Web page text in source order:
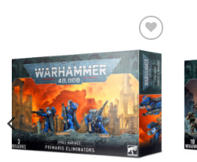
Aggiungi
alla lista
dei
desideri